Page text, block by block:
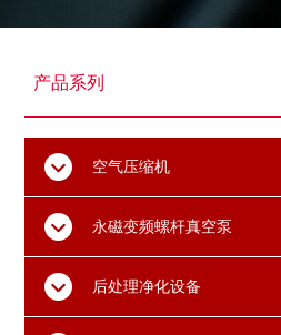
产品系列
空气压缩机
永磁变频螺杆真空泵
后处理净化设备